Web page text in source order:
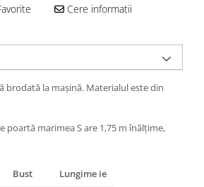
Cere informatii
brodată la maşină. Materialul este din
poartă marimea S are 1,75 m înălțime,
Bust
Lungime ie